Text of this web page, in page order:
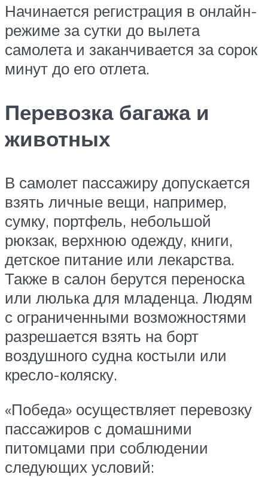
Начинается регистрация в онлайн-
режиме за сутки до вылета
самолета и заканчивается за сорок
минут до его отлета.
Перевозка багажа и
животных
В самолет пассажиру допускается
взять личные вещи, например,
сумку, портфель, небольшой
рюкзак, верхнюю одежду, книги,
детское питание или лекарства.
Также в салон берутся переноска
или люлька для младенца. Людям
с ограниченными возможностями
разрешается взять на борт
воздушного судна костыли или
кресло-коляску.
«Победа» осуществляет перевозку
пассажиров с домашними
питомцами при соблюдении
следующих условий: